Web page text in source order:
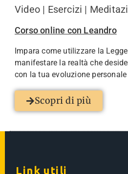
Video | Esercizi |
Corso online con Leandro
Impara come utilizzare la
manifestare la realtà che
con la tua evoluzione
Scopri di più
Link utili